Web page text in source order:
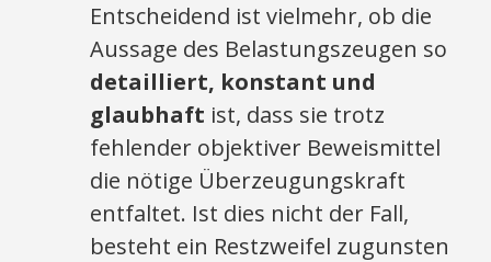
Entscheidend ist vielmehr, ob die
Aussage des Belastungszeugen so
detailliert, konstant und
glaubhaft ist, dass sie trotz
fehlender objektiver Beweismittel
die nötige Überzeugungskraft
entfaltet. Ist dies nicht der Fall,
besteht ein Restzweifel zugunsten